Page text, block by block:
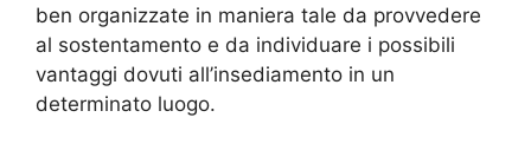
ben organizzate in maniera tale da provvedere
al sostentamento e da individuare i possibili
vantaggi dovuti all’insediamento in un
determinato luogo.